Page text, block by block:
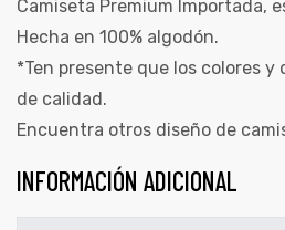
Camiseta Premium Importada,
Hecha en 100% algodón.
*Ten presente que los colores
de calidad.
Encuentra otros diseño de
INFORMACIÓN ADICIONAL